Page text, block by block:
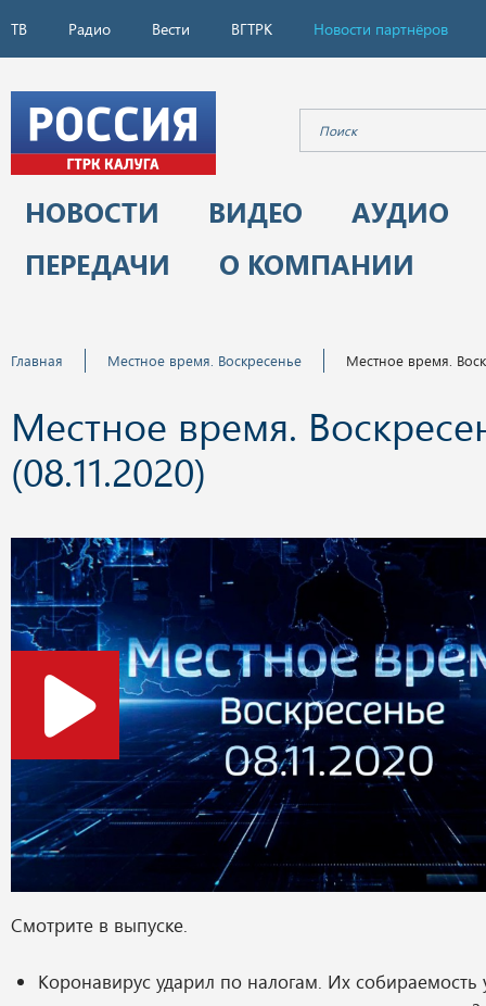
ТВ Радио Вести ВГТРК Новости партнёров
НОВОСТИ ВИДЕО
АУДИО
ПЕРЕДАЧИ
О КОМПАНИИ
Главная Местное время. Воскресенье Местное время.
Местное время.
(08.11.2020)
Смотрите в выпуске.
Коронавирус ударил по налогам. Их